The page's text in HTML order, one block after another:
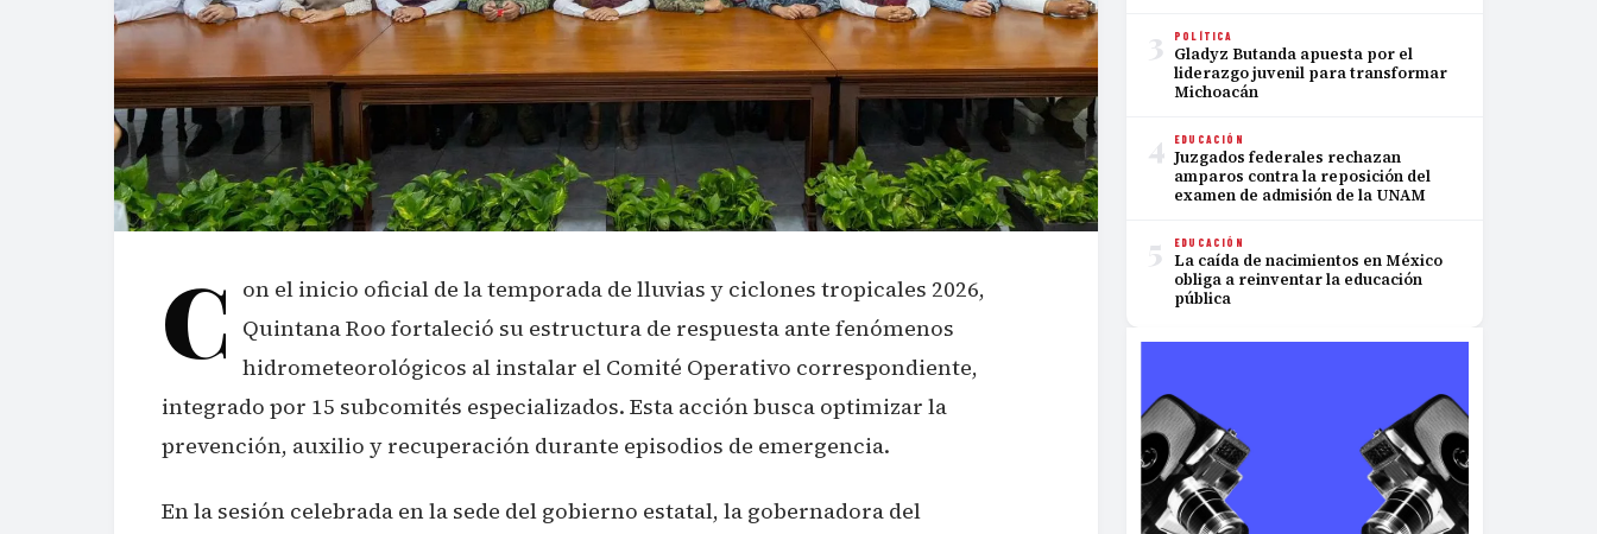
C on el inicio oficial de la temporada de lluvias y ciclones tropicales 2026,
Quintana Roo fortaleció su estructura de respuesta ante fenómenos
hidrometeorológicos al instalar el Comité Operativo correspondiente,
integrado por 15 subcomités especializados. Esta acción busca optimizar la
prevención, auxilio y recuperación durante episodios de emergencia.
En la sesión celebrada en la sede del gobierno estatal, la gobernadora del
3 POLÍTICA
Gladyz Butanda apuesta por el
liderazgo juvenil para transformar
Michoacán
4 EDUCACIÓN
Juzgados federales rechazan
amparos contra la reposición del
examen de admisión de la UNAM
5 EDUCACIÓN
La caída de nacimientos en México
obliga a reinventar la educación
pública